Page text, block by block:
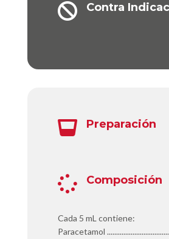
 Contra
 Preparación
 Composición
Cada 5 mL contiene:
Paracetamol